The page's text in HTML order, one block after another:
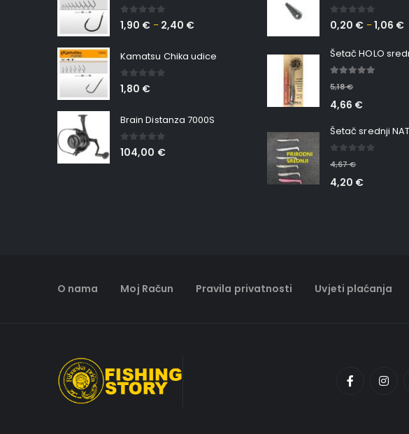
0 out of 5
1,90 € – 2,40 €
Kamatsu Chika udice
0 out of 5
1,80 €
Brain Distanza 7000S
0out of 5
104,00 €
0 out of 5
0,20 € –1,06 €
5,18€
4,66 €
4,67€
4,20 €
O nama Moj Račun Pravila privatnosti Uvjeti plaćanja